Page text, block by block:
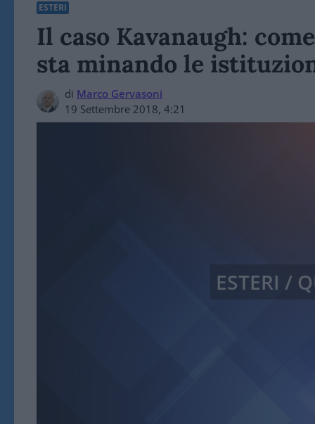
ESTERI
Il caso Kavanaugh:
sta minando le
di Marco Gervasoni
19 Settembre 2018, 4:21
ESTERI /